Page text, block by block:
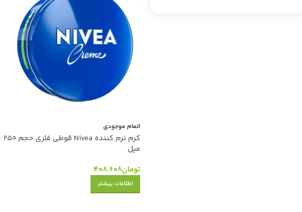
اتمام موجودی
کرم نرم کننده Nivea قوطی فلزی حجم 250
میل
تومان408.608
اطلاعات بیشتر